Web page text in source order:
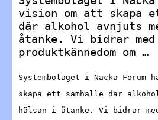
vision om att skapa
där alkohol avnjuts
åtanke. Vi bidrar med
produktkännedom om …
Systembolaget i Nacka Forum
skapa ett samhälle där
hälsan i åtanke. Vi bidrar